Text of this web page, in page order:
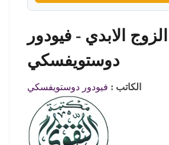
الزوج الابدي - فيودور
دوستويفسكي
الكاتب : فيودور دوستويفسكي